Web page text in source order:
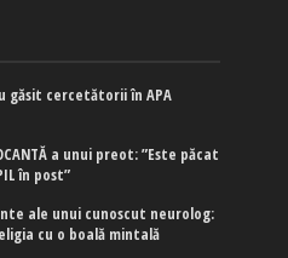
găsit cercetătorii în APA
a unui preot: ”Este păcat
în post”
ale unui cunoscut neurolog:
cu o boală mintală